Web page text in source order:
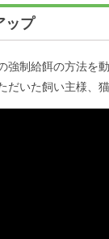
ップ
強制給餌の方法を
だいた飼い主様、